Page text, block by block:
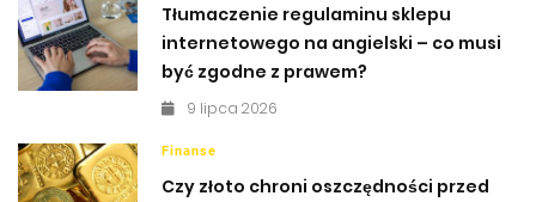
Tłumaczenie regulaminu sklepu
internetowego na angielski – co musi
być zgodne z prawem?
9 lipca 2026
Finanse
Czy złoto chroni oszczędności przed